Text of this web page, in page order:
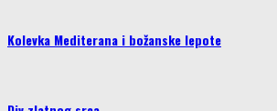
Kolevka Mediterana i božanske lepote